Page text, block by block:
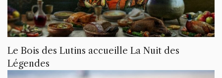
Le Bois des Lutins accueille La Nuit des
Légendes